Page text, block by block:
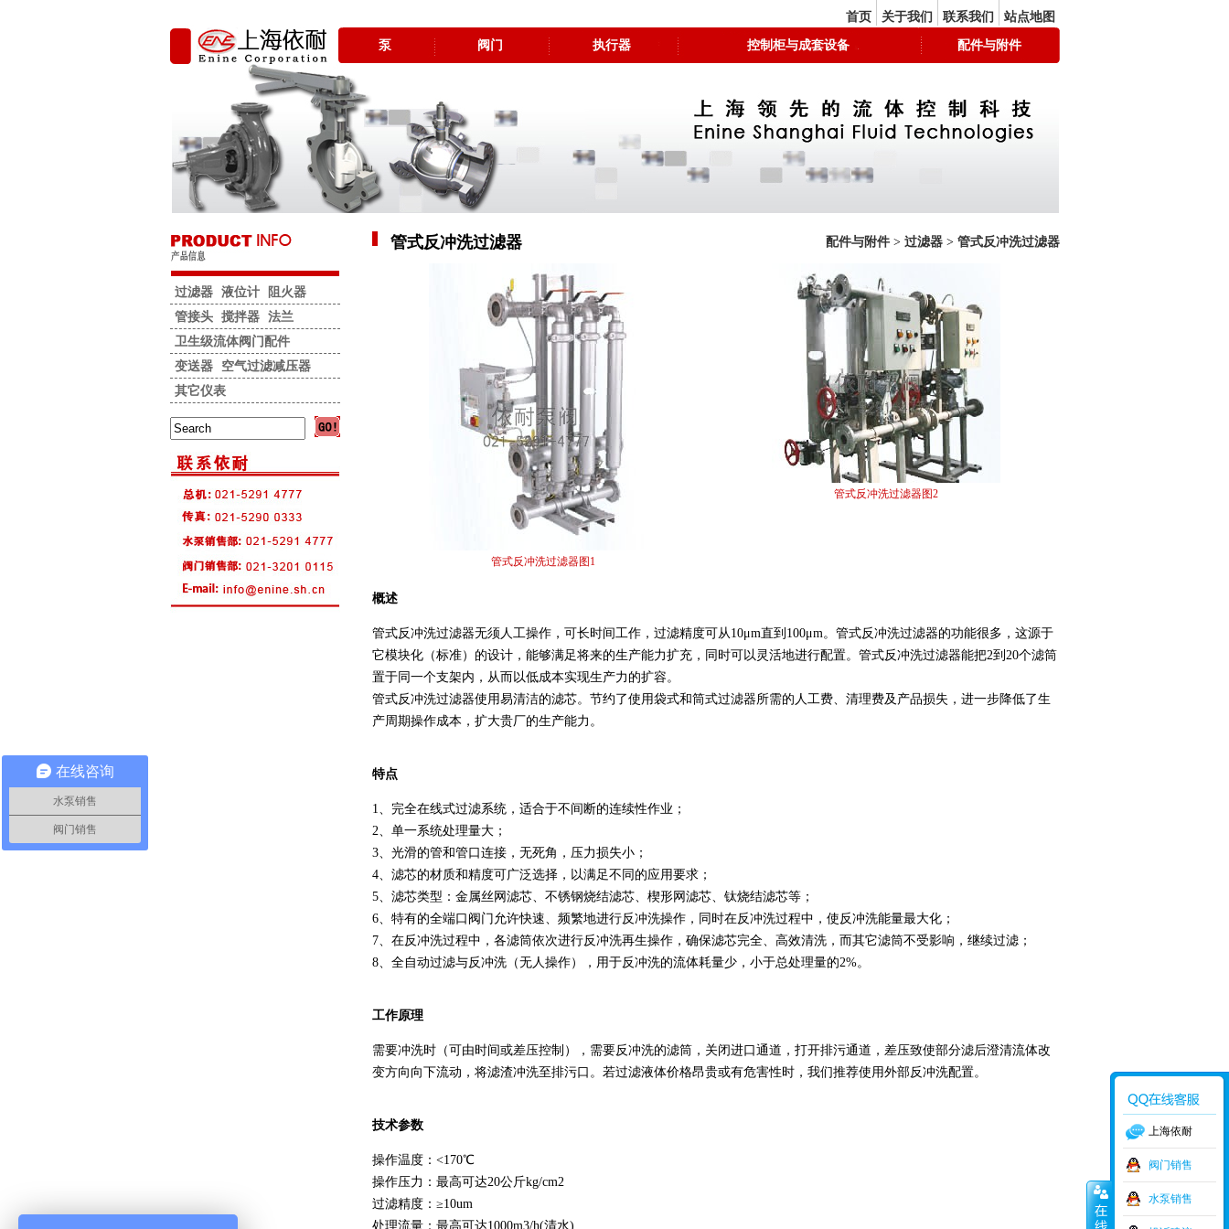
首页 关于我们 联系我们 站点地图
泵 阀门 执行器 控制柜与成套设备 配件与附件
配件与附件> 过滤器> 管式反冲洗过滤器
管式反冲洗过滤器
管式反冲洗过滤器图1
管式反冲洗过滤器图2
概述
管式反冲洗过滤器无须人工操作，可长时间工作，过滤精度可从10μm直到100μm。管式反冲洗过滤器的功能很多，这源于
它模块化（标准）的设计，能够满足将来的生产能力扩充，同时可以灵活地进行配置。管式反冲洗过滤器能把2到20个滤筒
置于同一个支架内，从而以低成本实现生产力的扩容。
管式反冲洗过滤器使用易清洁的滤芯。节约了使用袋式和筒式过滤器所需的人工费、清理费及产品损失，进一步降低了生
产周期操作成本，扩大贵厂的生产能力。
特点
1、完全在线式过滤系统，适合于不间断的连续性作业；
2、单一系统处理量大；
3、光滑的管和管口连接，无死角，压力损失小；
4、滤芯的材质和精度可广泛选择，以满足不同的应用要求；
5、滤芯类型：金属丝网滤芯、不锈钢烧结滤芯、楔形网滤芯、钛烧结滤芯等；
6、特有的全端口阀门允许快速、频繁地进行反冲洗操作，同时在反冲洗过程中，使反冲洗能量最大化；
7、在反冲洗过程中，各滤筒依次进行反冲洗再生操作，确保滤芯完全、高效清洗，而其它滤筒不受影响，继续过滤；
8、全自动过滤与反冲洗（无人操作），用于反冲洗的流体耗量少，小于总处理量的2%。
工作原理
需要冲洗时（可由时间或差压控制），需要反冲洗的滤筒，关闭进口通道，打开排污通道，差压致使部分滤后澄清流体改
变方向向下流动，将滤渣冲洗至排污口。若过滤液体价格昂贵或有危害性时，我们推荐使用外部反冲洗配置。
技术参数
操作温度：<170℃
操作压力：最高可达20公斤kg/cm2
过滤精度：≥10um
处理流量：最高可达1000m3/h(清水)
过滤器 液位计
阻火器
管接头
搅拌器
法兰
卫生级流体阀门配件
变送器
空气过滤减压器
其它仪表
上海依耐
阀门销售
水泵销售
在线咨询
水泵销售
阀门销售